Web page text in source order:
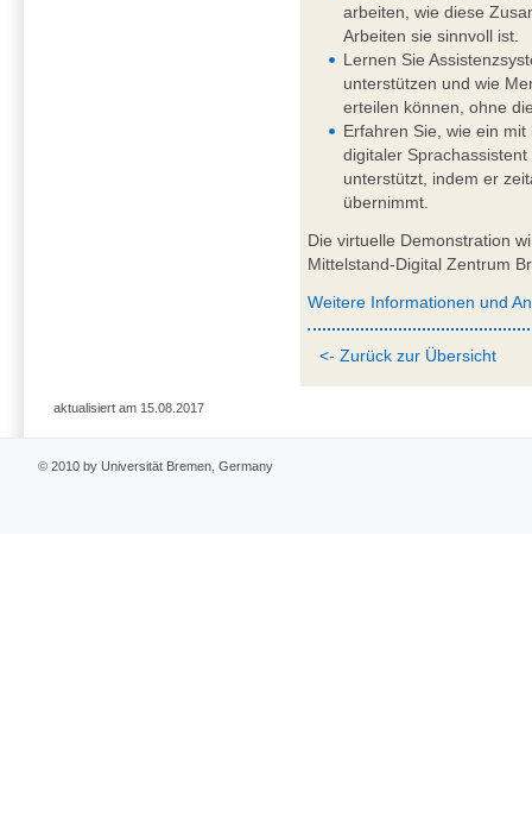
arbeiten, wie diese
Arbeiten sie sinnvoll ist.
Lernen Sie
unterstützen und wie
erteilen können, ohne
Erfahren Sie, wie ein
digitaler
unterstützt, indem er
übernimmt.
Die virtuelle Demonstration
Mittelstand-Digital Zentrum
Weitere Informationen und
<- Zurück zur Übersicht
aktualisiert am 15.08.2017
© 2010 by Universität Bremen, Germany